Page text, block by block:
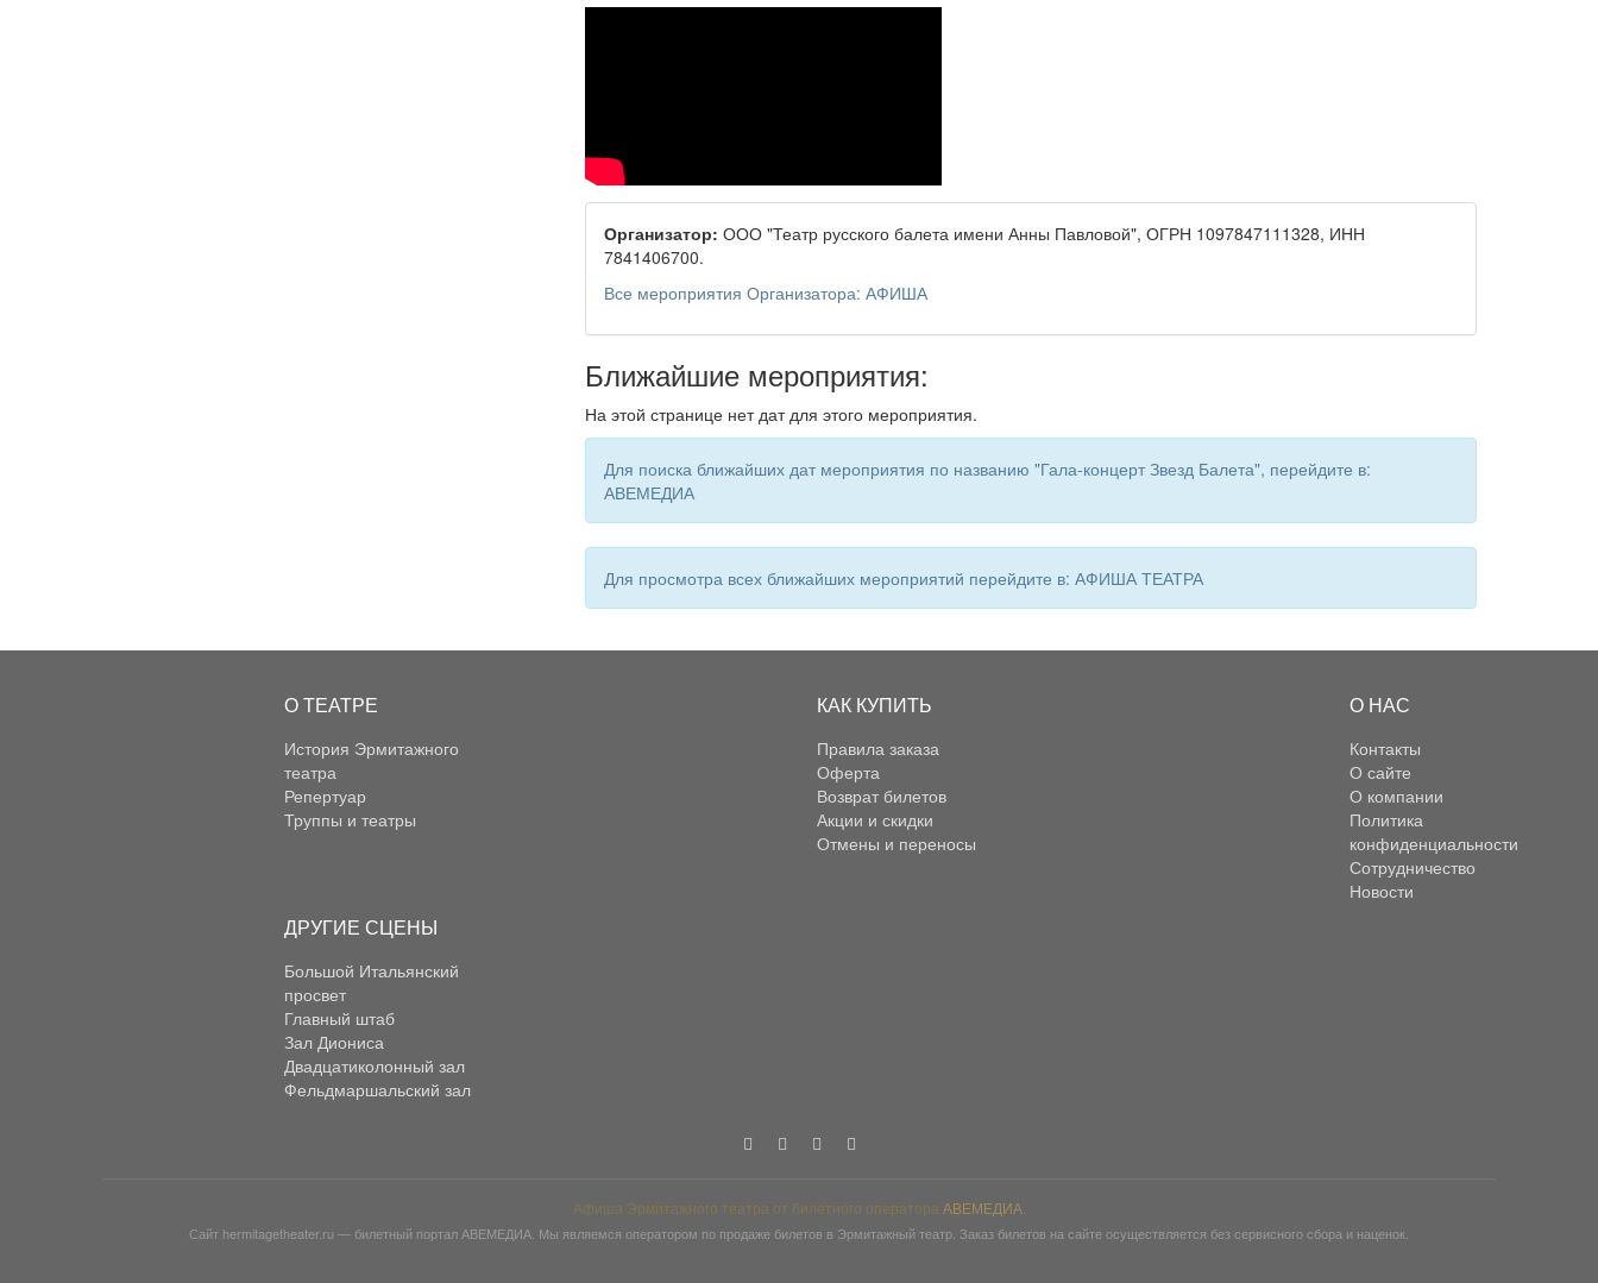
Организатор: ООО "Театр русского балета имени Анны Павловой", ОГРН 1097847111328, ИНН
7841406700.
Все мероприятия Организатора: АФИША
Ближайшие мероприятия:
На этой странице нет дат для этого мероприятия.
Для поиска ближайших дат мероприятия по названию "Гала-концерт Звезд Балета", перейдите в:
АВЕМЕДИА
Для просмотра всех ближайших мероприятий перейдите в: АФИША ТЕАТРА
О ТЕАТРЕ
История Эрмитажного
театра
Репертуар
Труппы и театры
КАК КУПИТЬ
Правила заказа
Оферта
Возврат билетов
Акции и скидки
Отмены и переносы
О НАС
Контакты
О сайте
О компании
Политика
конфиденциальности
Сотрудничество
Новости
ДРУГИЕ СЦЕНЫ
Большой Итальянский
просвет
Главный штаб
Зал Диониса
Двадцатиколонный зал
Фельдмаршальский зал
Афиша Эрмитажного театра от билетного оператора АВЕМЕДИА.
Сайт hermitagetheater.ru — билетный портал АВЕМЕДИА. Мы являемся оператором по продаже билетов в Эрмитажный театр. Заказ билетов на сайте осуществляется без сервисного сбора и наценок.